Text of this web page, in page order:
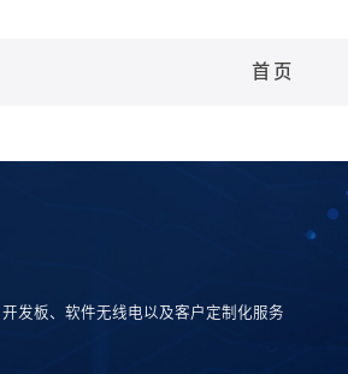
首 页
发板、软件无线电以及客户定制化服务